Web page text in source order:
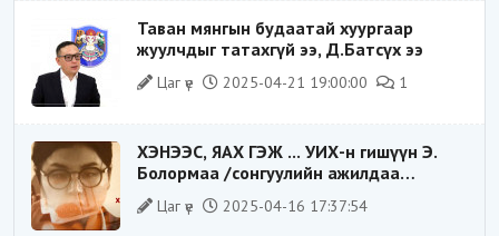
Таван мянгын будаатай хуургаар
жуулчдыг татахгүй ээ, Д.Батсүх ээ
Цаг үе 2025-04-21 19:00:00 1
ХЭНЭЭС, ЯАХ ГЭЖ ... УИХ-н гишүүн Э.
Болормаа /сонгуулийн ажилдаа
гадаадын компаниас хандив авсан уу/
Цаг үе 2025-04-16 17:37:54